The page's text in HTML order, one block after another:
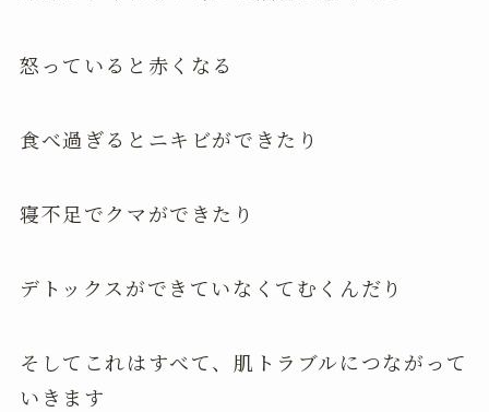
怒っていると赤くなる
食べ過ぎるとニキビができたり
寝不足でクマができたり
デトックスができていなくてむくんだり
そしてこれはすべて、肌トラブルにつながって
いきます